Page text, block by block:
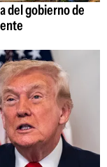
del gobierno de